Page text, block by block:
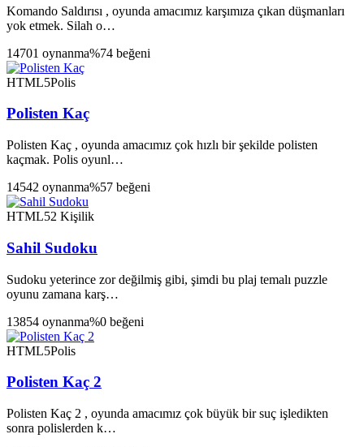
Komando Saldırısı , oyunda amacımız karşımıza çıkan düşmanları
yok etmek. Silah o…
14701 oynanma%74 beğeni
HTML5Polis
Polisten Kaç
Polisten Kaç , oyunda amacımız çok hızlı bir şekilde polisten
kaçmak. Polis oyunl…
14542 oynanma%57 beğeni
HTML52 Kişilik
Sahil Sudoku
Sudoku yeterince zor değilmiş gibi, şimdi bu plaj temalı puzzle
oyunu zamana karş…
13854 oynanma%0 beğeni
HTML5Polis
Polisten Kaç 2
Polisten Kaç 2 , oyunda amacımız çok büyük bir suç işledikten
sonra polislerden k…